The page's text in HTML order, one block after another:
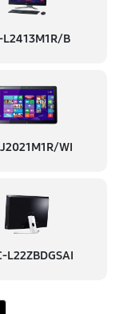
L2413M1R/B
WI
L22ZBDGSAI